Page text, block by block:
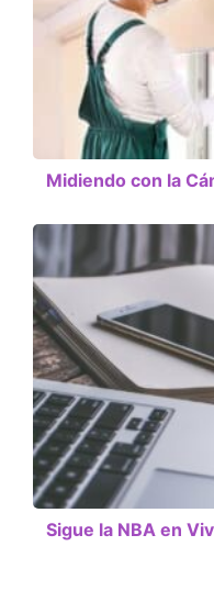
Midiendo con la
Sigue la NBA en